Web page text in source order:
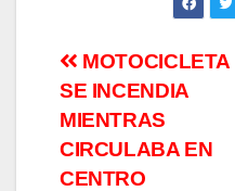
Navegación
de
entradas
MOTOCICLETA
SE INCENDIA
MIENTRAS
CIRCULABA EN
CENTRO